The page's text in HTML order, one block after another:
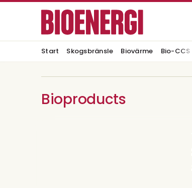
Start Skogsbränsle Biovärme Bio-CCS
Bioproducts